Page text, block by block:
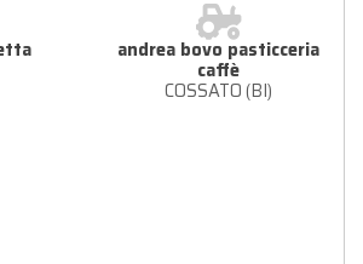
andrea bovo pasticceria
caffè
COSSATO (BI)